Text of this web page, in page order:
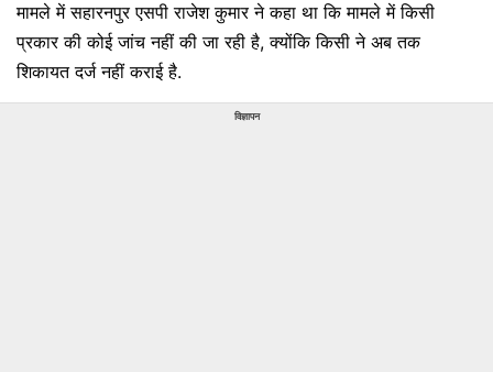
मामले में सहारनपुर एसपी राजेश कुमार ने कहा था कि मामले में किसी
प्रकार की कोई जांच नहीं की जा रही है, क्योंकि किसी ने अब तक
शिकायत दर्ज नहीं कराई है.
विज्ञापन